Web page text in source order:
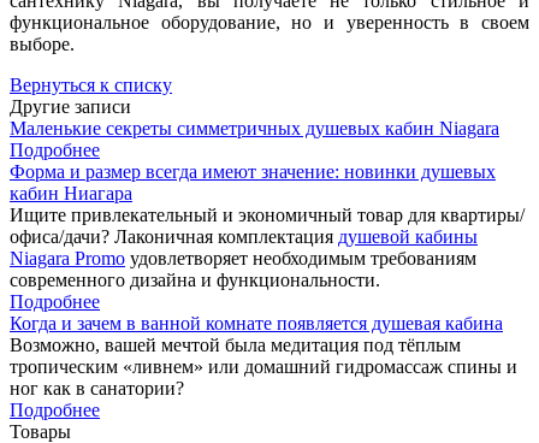
функциональное оборудование, но и уверенность в своем
выборе.
Вернуться к списку
Другие записи
Маленькие секреты симметричных душевых кабин Niagara
Подробнее
Форма и размер всегда имеют значение: новинки душевых
кабин Ниагара
Ищите привлекательный и экономичный товар для квартиры/
офиса/дачи? Лаконичная комплектация душевой кабины
Niagara Promo удовлетворяет необходимым требованиям
современного дизайна и функциональности.
Подробнее
Когда и зачем в ванной комнате появляется душевая кабина
Возможно, вашей мечтой была медитация под тёплым
тропическим «ливнем» или домашний гидромассаж спины и
ног как в санатории?
Подробнее
Товары